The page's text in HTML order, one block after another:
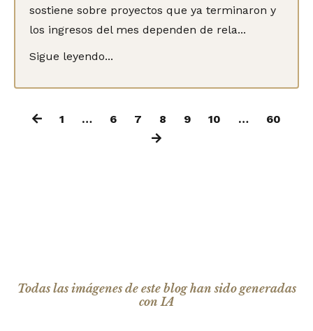
sostiene sobre proyectos que ya terminaron y
los ingresos del mes dependen de rela...
Sigue leyendo...
1 … 6 7 8 9 10 … 60
Todas las imágenes de este blog han sido generadas
con IA